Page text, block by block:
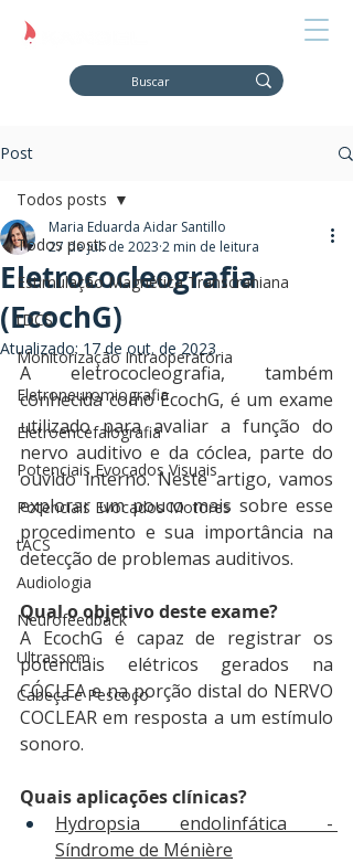
Post
Todos posts
Estimulação Magnética Transcraniana
tDCS
Monitorização Intraoperatória
Eletroneuromiografia
Eletroencefalografia
Potenciais Evocados Visuais
Potenciais Evocados Motores
tACS
Audiologia
Neurofeedback
Ultrassom
Cabeça e Pescoço
Todos posts
Eletrococleografia
(EcochG)
Maria Eduarda Aidar Santillo
27 de jul. de 2023 2 min de leitura
Atualizado: 17 de out. de 2023
A eletrococleografia, também
conhecida como EcochG, é um exame
utilizado para avaliar a função do
nervo auditivo e da cóclea, parte do
ouvido interno. Neste artigo, vamos
explorar um pouco mais sobre esse
procedimento e sua importância na
detecção de problemas auditivos.
Qual o objetivo deste exame?
A EcochG é capaz de registrar os
potenciais elétricos gerados na
CÓCLEA e na porção distal do NERVO
COCLEAR em resposta a um estímulo
sonoro.
Quais aplicações clínicas?
Hydropsia endolinfática -
Síndrome de Ménière